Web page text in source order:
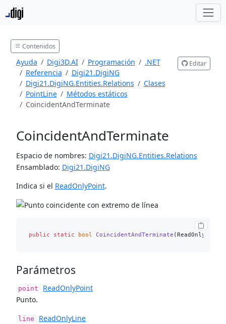
Contenidos
Ayuda Digi3D.AI Programación
.NET
Referencia
Digi21.DigiNG
Digi21.DigiNG.Entities.Relations
Clases
PointLine
Métodos estáticos
CoincidentAndTerminate
Editar
CoincidentAndTerminate
Espacio de nombres: Digi21.DigiNG.Entities.Relations
Ensamblado: Digi21.DigiNG
Indica si el ReadOnlyPoint.
public static bool CoincidentAndTerminate (
Parámetros
point
ReadOnlyPoint
Punto.
line
ReadOnlyLine